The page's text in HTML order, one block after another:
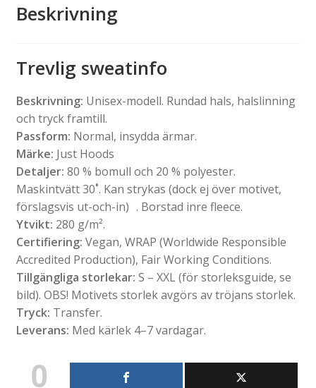
Beskrivning
Trevlig sweatinfo
Beskrivning: Unisex-modell. Rundad hals, halslinning
och tryck framtill.
Passform: Normal, insydda ärmar.
Märke: Just Hoods
Detaljer: 80 % bomull och 20 % polyester.
Maskintvätt 30˚. Kan strykas (dock ej över motivet,
förslagsvis ut-och-in) . Borstad inre fleece.
Ytvikt: 280 g/m².
Certifiering: Vegan, WRAP (Worldwide Responsible
Accredited Production), Fair Working Conditions.
Tillgängliga storlekar: S – XXL (för storleksguide, se
bild). OBS! Motivets storlek avgörs av tröjans storlek.
Tryck: Transfer.
Leverans: Med kärlek 4–7 vardagar.
0